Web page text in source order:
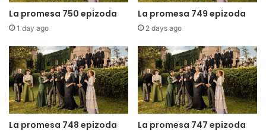
La promesa 750 epizoda
1 day ago
La promesa 749 epizoda
2 days ago
La promesa 748 epizoda La promesa 747 epizoda